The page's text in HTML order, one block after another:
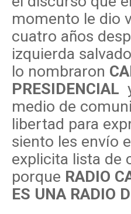
momento le dio
cuatro años
izquierda
lo nombraron
PRESIDENCIAL
medio de
libertad para
siento les envío
explicita lista de
porque RADIO
ES UNA RADIO